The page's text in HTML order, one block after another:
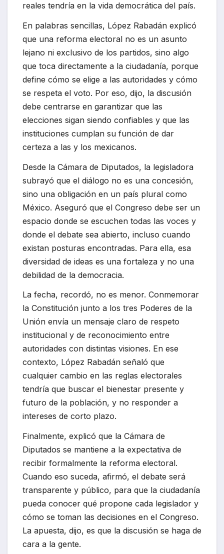
reales tendría en la vida democrática del país.
En palabras sencillas, López Rabadán explicó
que una reforma electoral no es un asunto
lejano ni exclusivo de los partidos, sino algo
que toca directamente a la ciudadanía, porque
define cómo se elige a las autoridades y cómo
se respeta el voto. Por eso, dijo, la discusión
debe centrarse en garantizar que las
elecciones sigan siendo confiables y que las
instituciones cumplan su función de dar
certeza a las y los mexicanos.
Desde la Cámara de Diputados, la legisladora
subrayó que el diálogo no es una concesión,
sino una obligación en un país plural como
México. Aseguró que el Congreso debe ser un
espacio donde se escuchen todas las voces y
donde el debate sea abierto, incluso cuando
existan posturas encontradas. Para ella, esa
diversidad de ideas es una fortaleza y no una
debilidad de la democracia.
La fecha, recordó, no es menor. Conmemorar
la Constitución junto a los tres Poderes de la
Unión envía un mensaje claro de respeto
institucional y de reconocimiento entre
autoridades con distintas visiones. En ese
contexto, López Rabadán señaló que
cualquier cambio en las reglas electorales
tendría que buscar el bienestar presente y
futuro de la población, y no responder a
intereses de corto plazo.
Finalmente, explicó que la Cámara de
Diputados se mantiene a la expectativa de
recibir formalmente la reforma electoral.
Cuando eso suceda, afirmó, el debate será
transparente y público, para que la ciudadanía
pueda conocer qué propone cada legislador y
cómo se toman las decisiones en el Congreso.
La apuesta, dijo, es que la discusión se haga de
cara a la gente.